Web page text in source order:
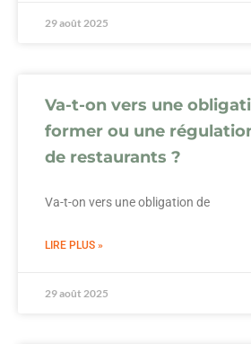
29 août 2025
Va-t-on vers une
former ou une
de restaurants ?
Va-t-on vers une obligation de
LIRE PLUS »
29 août 2025